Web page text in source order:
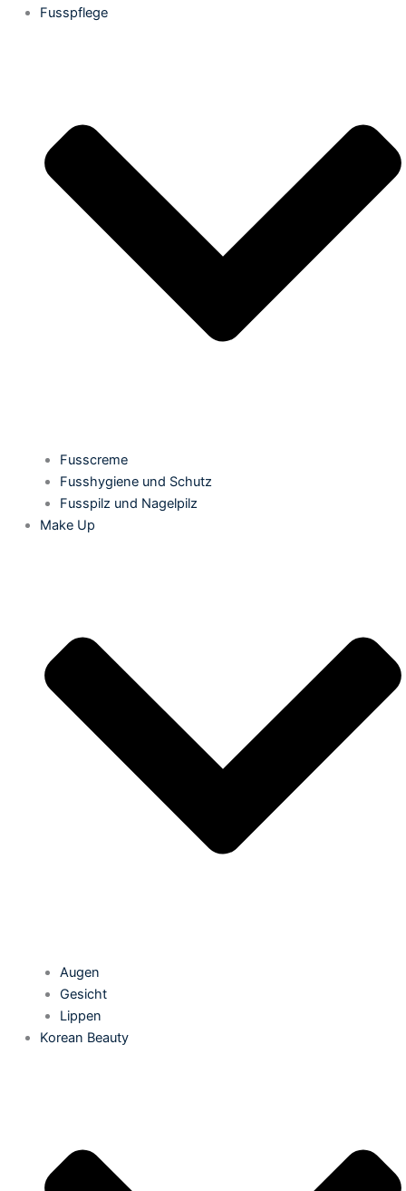
Fusspflege
Fusscreme
Fusshygiene und Schutz
Fusspilz und Nagelpilz
Make Up
Augen
Gesicht
Lippen
Korean Beauty